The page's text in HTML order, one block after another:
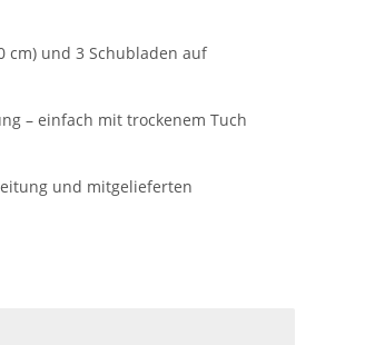
cm) und 3 Schubladen auf
– einfach mit trockenem Tuch
und mitgelieferten